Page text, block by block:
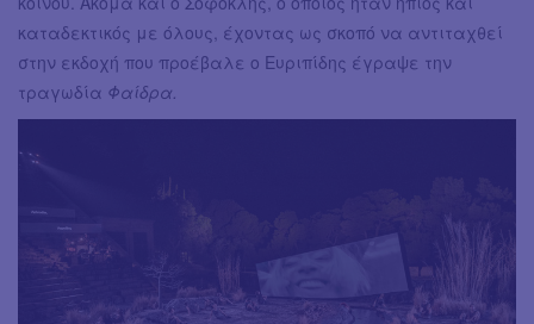
καταδεκτικός με όλους, έχοντας ως σκοπό να αντιταχθεί
στην εκδοχή που προέβαλε ο Ευριπίδης έγραψε την
τραγωδία Φαίδρα.